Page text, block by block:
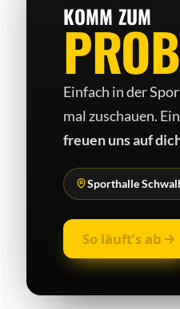
KOMM ZUM
Einfach in der
mal zuschauen.
freuen uns auf
Sporthalle
So läuft’s ab